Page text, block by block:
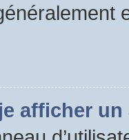
afficher un